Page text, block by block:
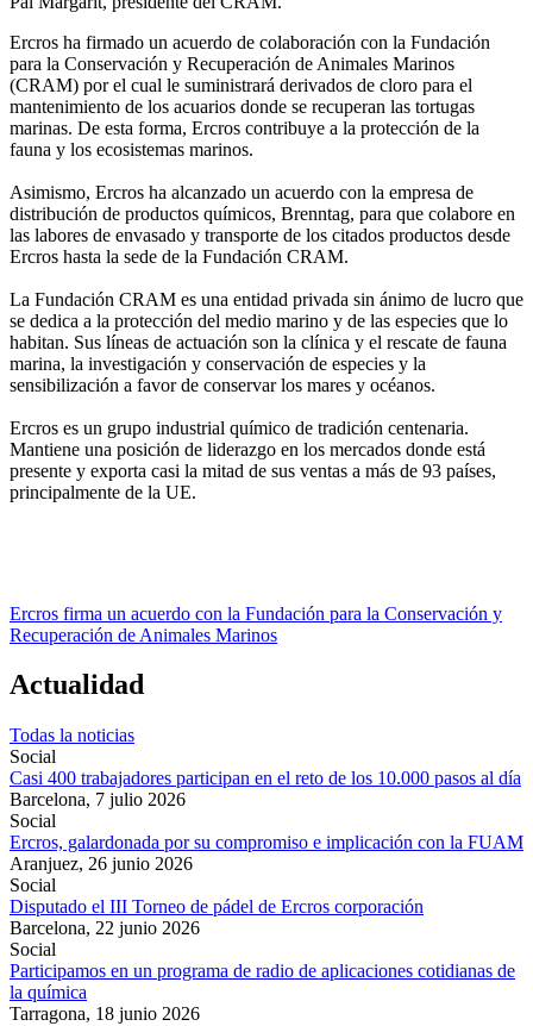
Ercros ha firmado un acuerdo de colaboración con la Fundación
para la Conservación y Recuperación de Animales Marinos
(CRAM) por el cual le suministrará derivados de cloro para el
mantenimiento de los acuarios donde se recuperan las tortugas
marinas. De esta forma, Ercros contribuye a la protección de la
fauna y los ecosistemas marinos.
Asimismo, Ercros ha alcanzado un acuerdo con la empresa de
distribución de productos químicos, Brenntag, para que colabore en
las labores de envasado y transporte de los citados productos desde
Ercros hasta la sede de la Fundación CRAM.
La Fundación CRAM es una entidad privada sin ánimo de lucro que
se dedica a la protección del medio marino y de las especies que lo
habitan. Sus líneas de actuación son la clínica y el rescate de fauna
marina, la investigación y conservación de especies y la
sensibilización a favor de conservar los mares y océanos.
Ercros es un grupo industrial químico de tradición centenaria.
Mantiene una posición de liderazgo en los mercados donde está
presente y exporta casi la mitad de sus ventas a más de 93 países,
principalmente de la UE.
Ercros firma un acuerdo con la Fundación para la Conservación y
Recuperación de Animales Marinos
Actualidad
Todas la noticias
Social
Casi 400 trabajadores participan en el reto de los 10.000 pasos al día
Barcelona, 7 julio 2026
Social
Ercros, galardonada por su compromiso e implicación con la FUAM
Aranjuez, 26 junio 2026
Social
Disputado el III Torneo de pádel de Ercros corporación
Barcelona, 22 junio 2026
Social
Participamos en un programa de radio de aplicaciones cotidianas de
la química
Tarragona, 18 junio 2026